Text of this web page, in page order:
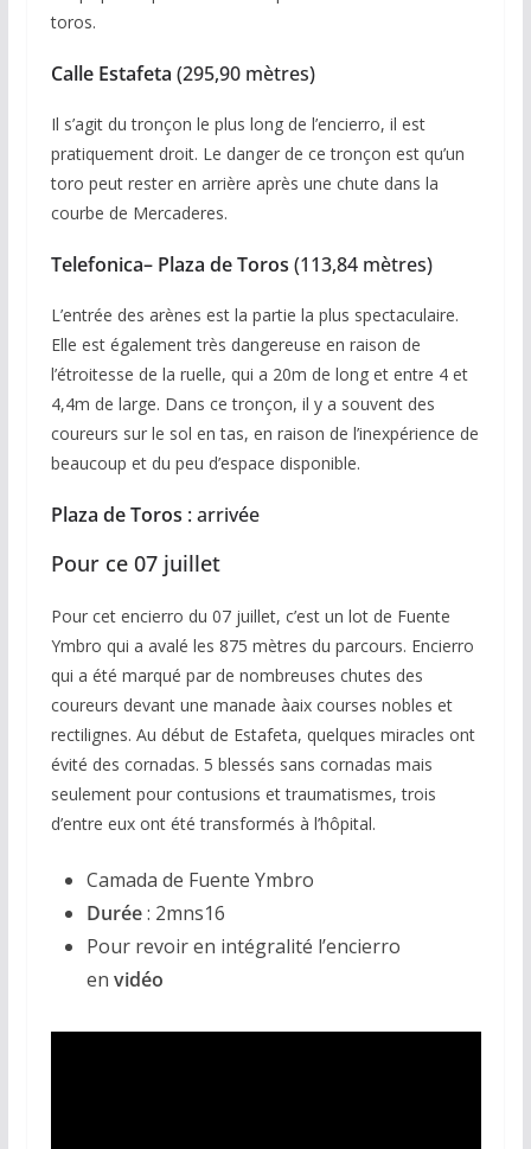
toros.
Calle Estafeta (295,90 mètres)
Il s’agit du tronçon le plus long de l’encierro, il est
pratiquement droit. Le danger de ce tronçon est qu’un
toro peut rester en arrière après une chute dans la
courbe de Mercaderes.
Telefonica– Plaza de Toros (113,84 mètres)
L’entrée des arènes est la partie la plus spectaculaire.
Elle est également très dangereuse en raison de
l’étroitesse de la ruelle, qui a 20m de long et entre 4 et
4,4m de large. Dans ce tronçon, il y a souvent des
coureurs sur le sol en tas, en raison de l’inexpérience de
beaucoup et du peu d’espace disponible.
Plaza de Toros : arrivée
Pour ce 07 juillet
Pour cet encierro du 07 juillet, c’est un lot de Fuente
Ymbro qui a avalé les 875 mètres du parcours. Encierro
qui a été marqué par de nombreuses chutes des
coureurs devant une manade àaix courses nobles et
rectilignes. Au début de Estafeta, quelques miracles ont
évité des cornadas. 5 blessés sans cornadas mais
seulement pour contusions et traumatismes, trois
d’entre eux ont été transformés à l’hôpital.
Camada de Fuente Ymbro
Durée: 2mns16
Pour revoir en intégralité l’encierro
en vidéo